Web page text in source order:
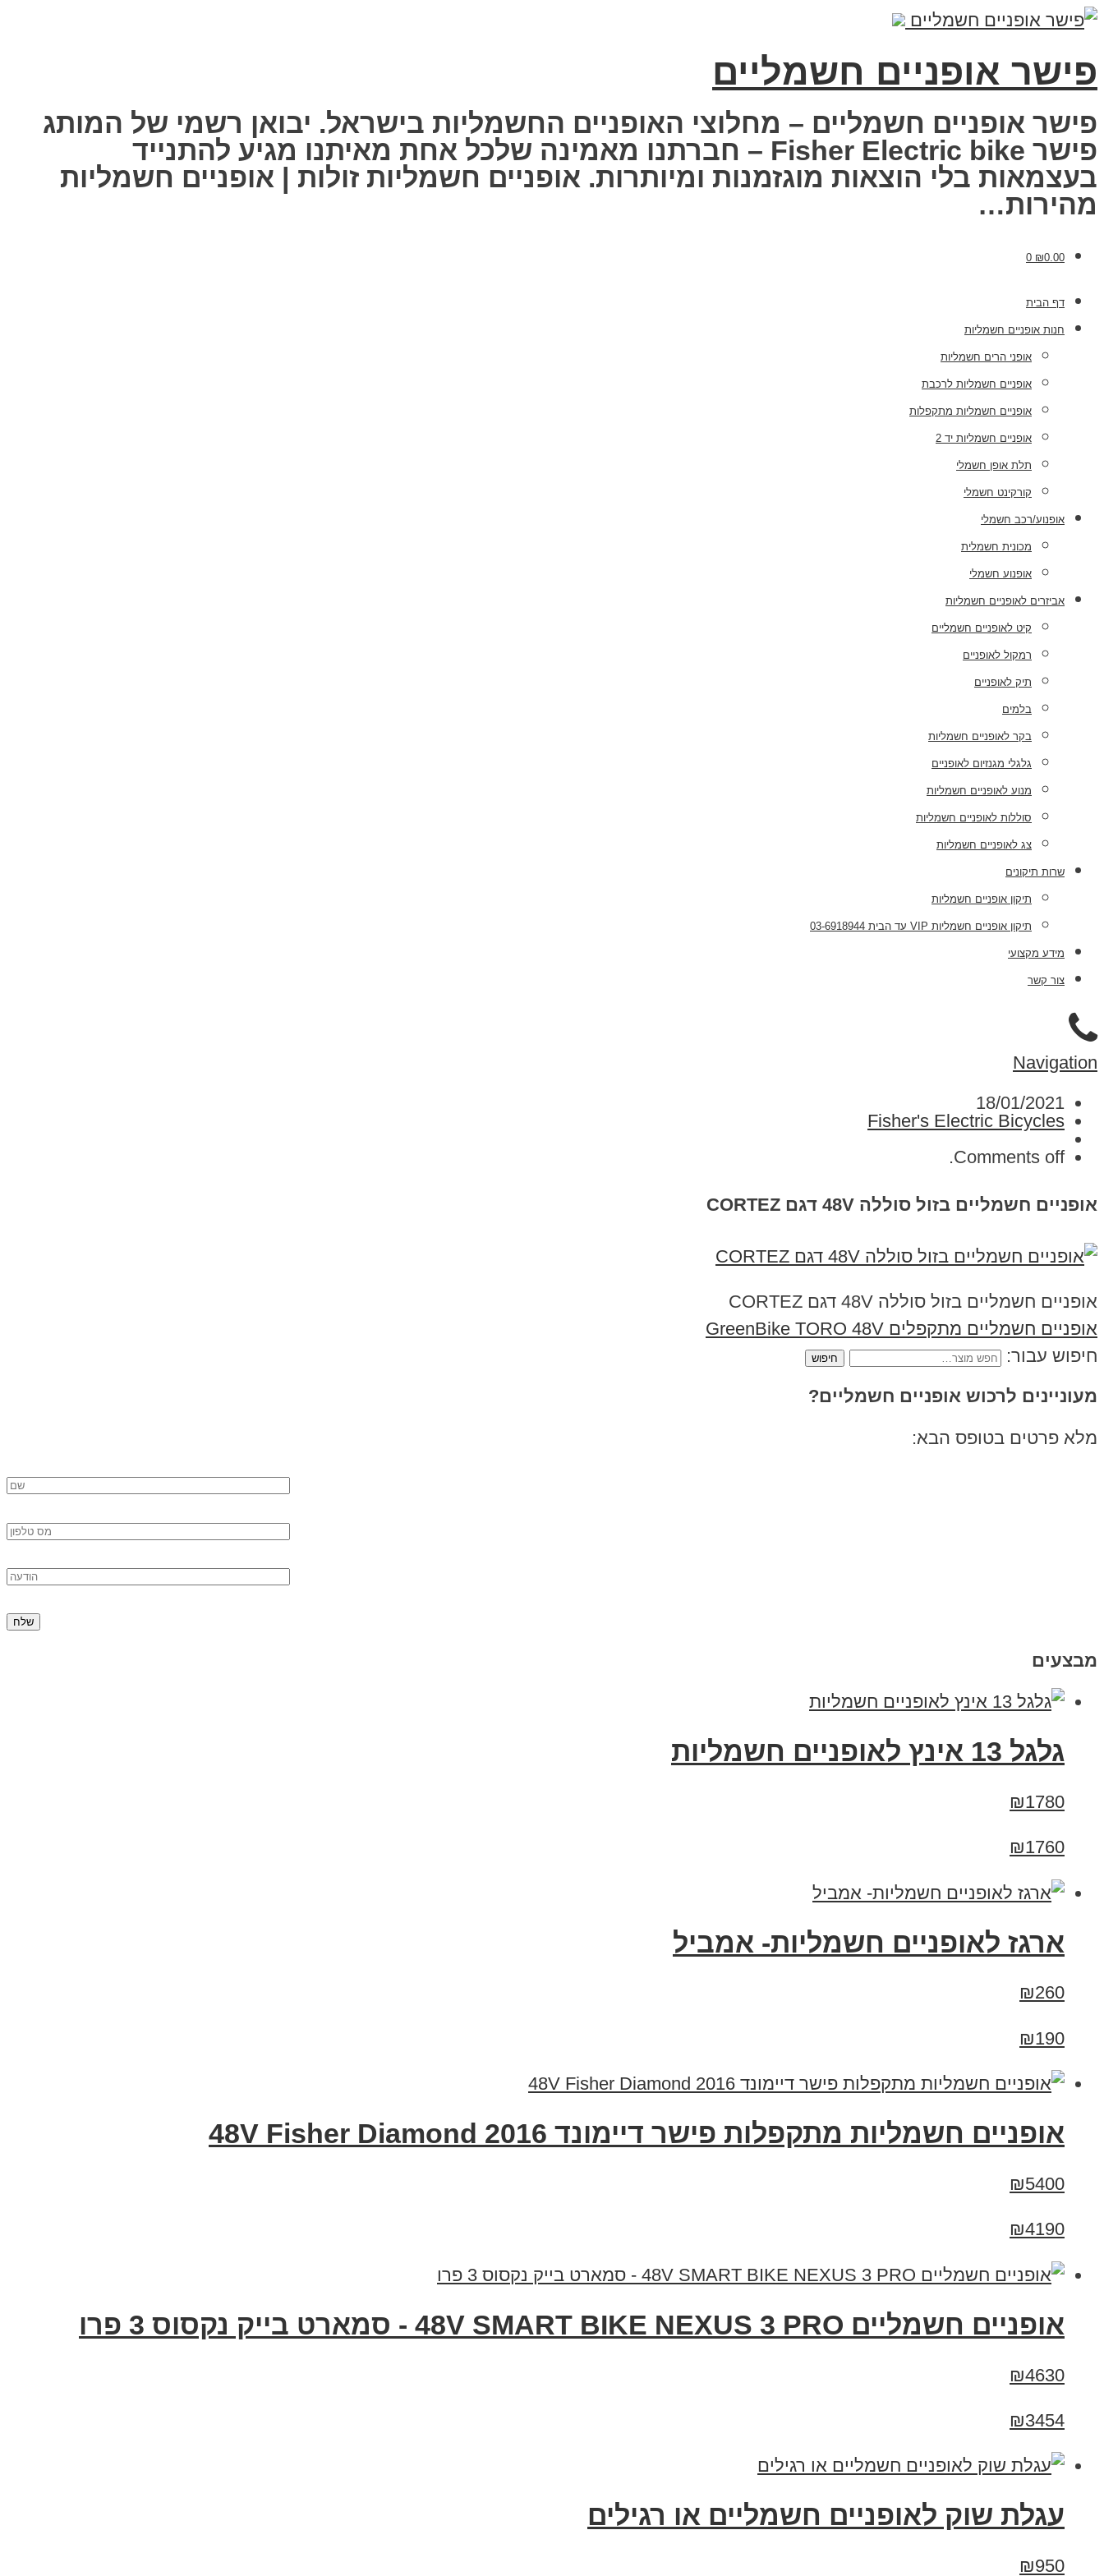
פישר אופניים חשמליים
פישר אופניים חשמליים – מחלוצי האופניים החשמליות בישראל. יבואן רשמי של המותג
פישר Fisher Electric bike – חברתנו מאמינה שלכל אחת מאיתנו מגיע להתנייד
בעצמאות בלי הוצאות מוגזמנות ומיותרות. אופניים חשמליות זולות | אופניים חשמליות
מהירות…
₪0.00
0
דף הבית
חנות אופניים חשמליות
אופני הרים חשמליות
אופניים חשמליות לרכבת
אופניים חשמליות מתקפלות
אופניים חשמליות יד 2
תלת אופן חשמלי
קורקינט חשמלי
אופנוע/רכב חשמלי
מכונית חשמלית
אופנוע חשמלי
אביזרים לאופניים חשמליות
קיט לאופניים חשמליים
רמקול לאופניים
תיק לאופניים
בלמים
בקר לאופניים חשמליות
גלגלי מגנזיום לאופניים
מנוע לאופניים חשמליות
סוללות לאופניים חשמליות
צג לאופניים חשמליות
שרות תיקונים
תיקון אופניים חשמליות
תיקון אופניים חשמליות VIP עד הבית 03-6918944
מידע מקצועי
צור קשר
Navigation
18/01/2021
Fisher's Electric Bicycles
Comments off.
אופניים חשמליים בזול סוללה 48V דגם CORTEZ
אופניים חשמליים בזול סוללה 48V דגם CORTEZ
אופניים חשמליים מתקפלים GreenBike TORO 48V
חיפוש עבור:
מעוניינים לרכוש אופניים חשמליים?
מלא פרטים בטופס הבא:
מבצעים
גלגל 13 אינץ לאופניים חשמליות
₪1780
₪1760
ארגז לאופניים חשמליות- אמביל
₪260
₪190
אופניים חשמליות מתקפלות פישר דיימונד 2016 48V Fisher Diamond
₪5400
₪4190
אופניים חשמליים 48V SMART BIKE NEXUS 3 PRO - סמארט בייק נקסוס 3 פרו
₪4630
₪3454
עגלת שוק לאופניים חשמליים או רגילים
₪950